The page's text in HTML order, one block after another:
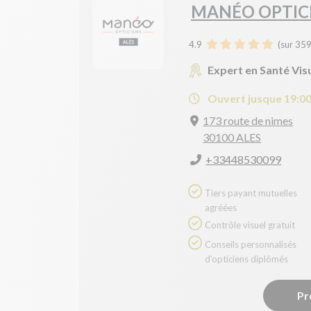
MANÉO
4.9 (sur
Expert en Santé
Ouvert jusque 19:00
173 route de nimes
30100 ALES
+33448530099
agréées
Contrôle visuel gratuit
d'opticiens diplômés